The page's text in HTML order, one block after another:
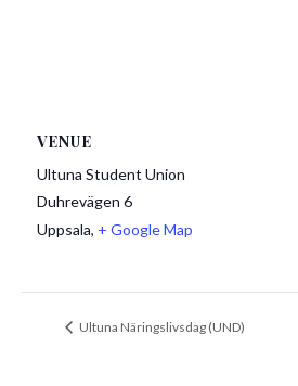
VENUE
Ultuna Student Union
Duhrevägen 6
Uppsala, + Google Map
Ultuna Näringslivsdag (UND)